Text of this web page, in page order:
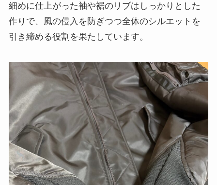
細めに仕上がった袖や裾のリブはしっかりとした
作りで、風の侵入を防ぎつつ全体のシルエットを
引き締める役割を果たしています。